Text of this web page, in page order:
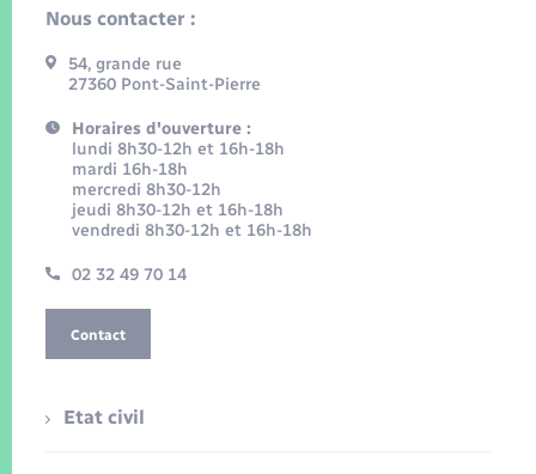
Nous contacter :
54, grande rue
27360 Pont-Saint-Pierre
Horaires d'ouverture :
lundi 8h30-12h et 16h-18h
mardi 16h-18h
mercredi 8h30-12h
jeudi 8h30-12h et 16h-18h
vendredi 8h30-12h et 16h-18h
02 32 49 70 14
Contact
Etat civil